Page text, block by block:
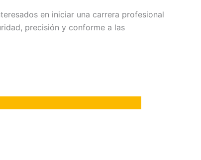
en iniciar una carrera profesional
precisión y conforme a las